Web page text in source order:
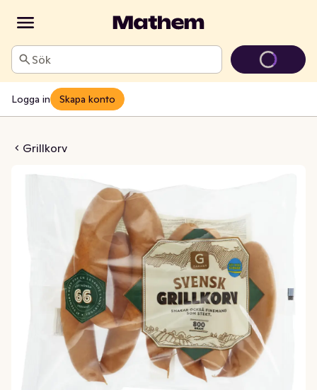
Sök
Logga in Skapa konto
Grillkorv
Kötthalt 66%